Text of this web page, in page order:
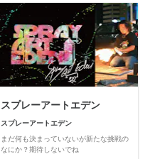
スプレーアートエデン
スプレーアートエデン
まだ何も決まっていないが新たな挑戦の
なにか？期待しないでね